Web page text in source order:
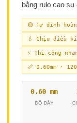
bằng rulo cao
🟡 Tự dính
💧 Chịu điều
⚡ Thi công
📏 0.60mm ·
0.60 mm
ĐỘ DÀY